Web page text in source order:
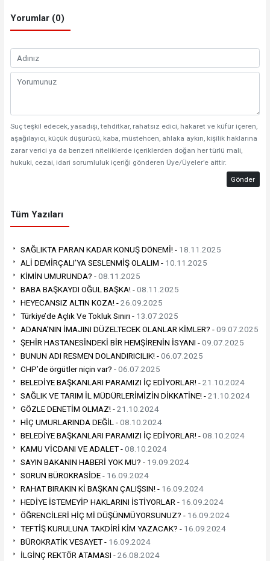
Yorumlar (0)
Suç teşkil edecek, yasadışı, tehditkar, rahatsız edici, hakaret ve küfür içeren,
aşağılayıcı, küçük düşürücü, kaba, müstehcen, ahlaka aykırı, kişilik haklarına
zarar verici ya da benzeri niteliklerde içeriklerden doğan her türlü mali,
hukuki, cezai, idari sorumluluk içeriği gönderen Üye/Üyeler’e aittir.
Gönder
Tüm Yazıları
SAĞLIKTA PARAN KADAR KONUŞ DÖNEMİ! - 18.11.2025
ALİ DEMİRÇALI’YA SESLENMİŞ OLALIM - 10.11.2025
KİMİN UMURUNDA? -08.11.2025
BABA BAŞKAYDI OĞUL BAŞKA! -08.11.2025
HEYECANSIZ ALTIN KOZA! -26.09.2025
Türkiye’de Açlık Ve Tokluk Sınırı - 13.07.2025
ADANA’NIN İMAJINI DÜZELTECEK OLANLAR KİMLER? -09.07.2025
ŞEHİR HASTANESİNDEKİ BİR HEMŞİRENİN İSYANI -09.07.2025
BUNUN ADI RESMEN DOLANDIRICILIK! -06.07.2025
CHP’de örgütler niçin var? -06.07.2025
BELEDİYE BAŞKANLARI PARAMIZI İÇ EDİYORLAR! -21.10.2024
SAĞLIK VE TARIM İL MÜDÜRLERİMİZİN DİKKATİNE! -21.10.2024
GÖZLE DENETİM OLMAZ! -21.10.2024
HİÇ UMURLARINDA DEĞİL -08.10.2024
BELEDİYE BAŞKANLARI PARAMIZI İÇ EDİYORLAR! -08.10.2024
KAMU VİCDANI VE ADALET -08.10.2024
SAYIN BAKANIN HABERİ YOK MU? - 19.09.2024
SORUN BÜROKRASİDE - 16.09.2024
RAHAT BIRAKIN Kİ BAŞKAN ÇALIŞSIN! - 16.09.2024
HEDİYE İSTEMEYİP HAKLARINI İSTİYORLAR - 16.09.2024
ÖĞRENCİLERİ HİÇ Mİ DÜŞÜNMÜYORSUNUZ? - 16.09.2024
TEFTİŞ KURULUNA TAKDİRİ KİM YAZACAK? - 16.09.2024
BÜROKRATİK VESAYET - 16.09.2024
İLGİNÇ REKTÖR ATAMASI -26.08.2024